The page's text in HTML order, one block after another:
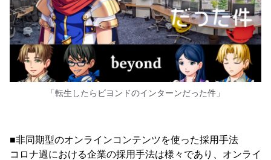
「転生したらビヨンドのインターンだった件」
■非同期型のオンラインコンテンツを使った採用手法
コロナ過における企業の採用手法は様々であり、オンライ